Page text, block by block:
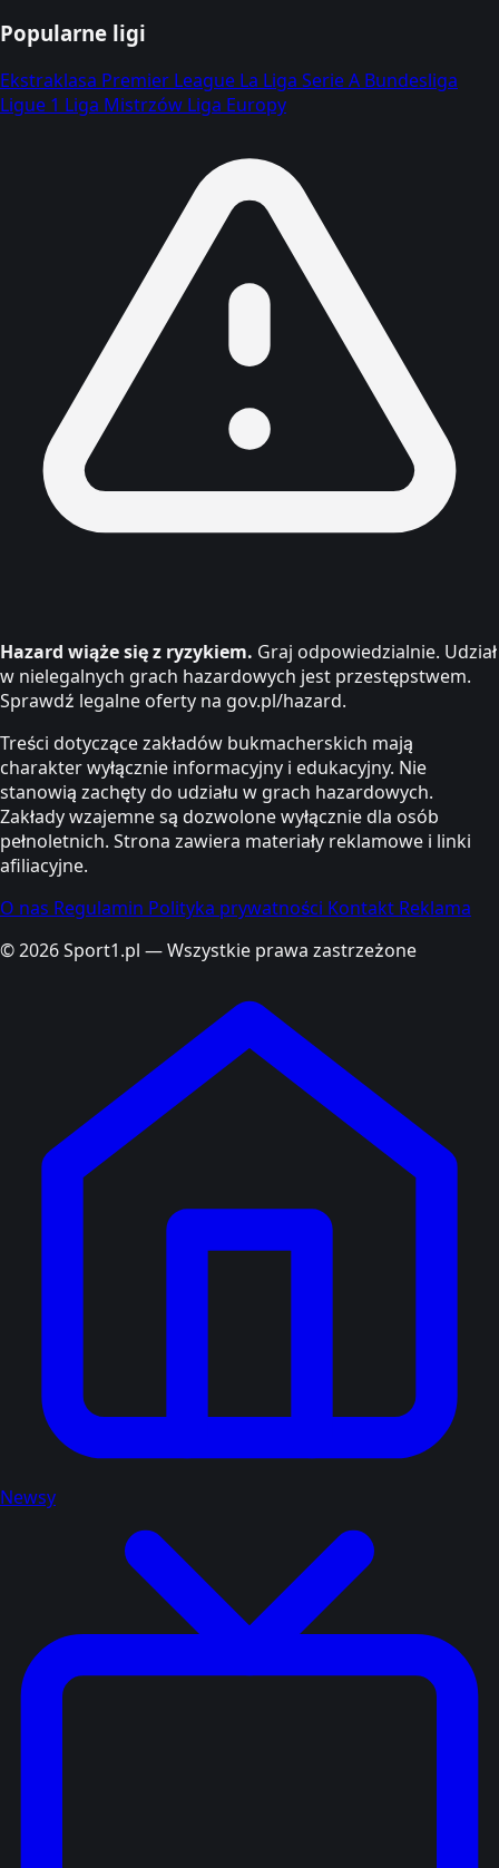
Popularne ligi
Ekstraklasa Premier League La Liga Serie A Bundesliga
Ligue 1 Liga Mistrzów Liga Europy
Hazard wiąże się z ryzykiem. Graj odpowiedzialnie. Udział
w nielegalnych grach hazardowych jest przestępstwem.
Sprawdź legalne oferty na gov.pl/hazard.
Treści dotyczące zakładów bukmacherskich mają
charakter wyłącznie informacyjny i edukacyjny. Nie
stanowią zachęty do udziału w grach hazardowych.
Zakłady wzajemne są dozwolone wyłącznie dla osób
pełnoletnich. Strona zawiera materiały reklamowe i linki
afiliacyjne.
O nas Regulamin Polityka prywatności Kontakt Reklama
© 2026 Sport1.pl — Wszystkie prawa zastrzeżone
Newsy